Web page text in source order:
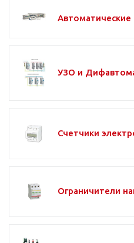
УЗО и
Счетчики
Ограничители